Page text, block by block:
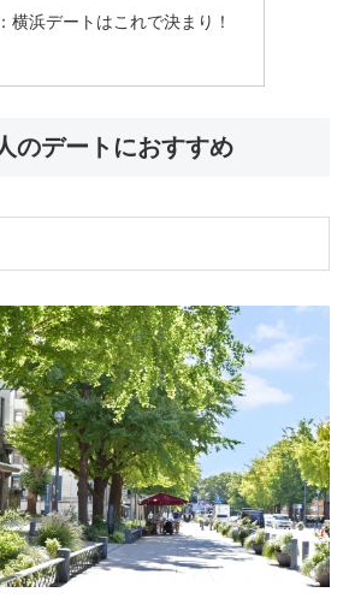
横浜デートはこれで決まり！
のデートにおすすめ